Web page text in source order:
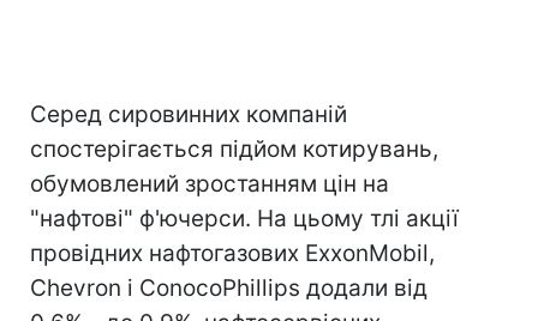
Серед сировинних компаній
спостерігається підйом котирувань,
обумовлений зростанням цін на
"нафтові" ф'ючерси. На цьому тлі акції
провідних нафтогазових ExxonMobil,
Chevron і ConocoPhillips додали від